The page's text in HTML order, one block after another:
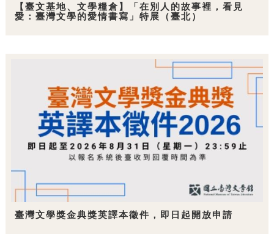
【臺文基地、文學糧倉】「在別人的故事裡，看見
愛：臺灣文學的愛情書寫」特展（臺北）
臺灣文學獎金典獎英譯本徵件，即日起開放申請